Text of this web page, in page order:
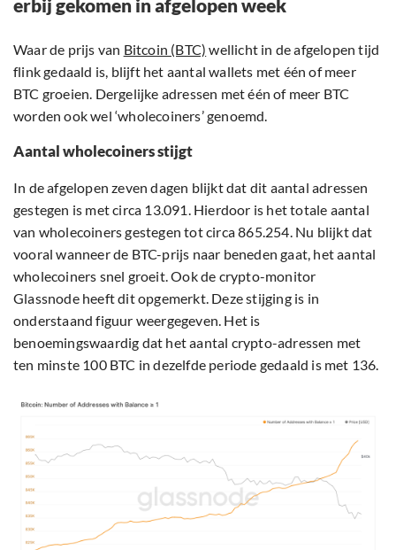
erbij gekomen in afgelopen week
Waar de prijs van Bitcoin (BTC) wellicht in de afgelopen tijd
flink gedaald is, blijft het aantal wallets met één of meer
BTC groeien. Dergelijke adressen met één of meer BTC
worden ook wel ‘wholecoiners’ genoemd.
Aantal wholecoiners stijgt
In de afgelopen zeven dagen blijkt dat dit aantal adressen
gestegen is met circa 13.091. Hierdoor is het totale aantal
van wholecoiners gestegen tot circa 865.254. Nu blijkt dat
vooral wanneer de BTC-prijs naar beneden gaat, het aantal
wholecoiners snel groeit. Ook de crypto-monitor
Glassnode heeft dit opgemerkt. Deze stijging is in
onderstaand figuur weergegeven. Het is
benoemingswaardig dat het aantal crypto-adressen met
ten minste 100 BTC in dezelfde periode gedaald is met 136.